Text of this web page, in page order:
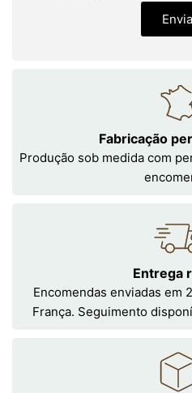
Fabricação
Produção sob medida com
Entrega
Encomendas enviadas em
França. Seguimento